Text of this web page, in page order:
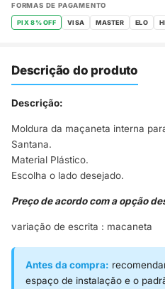
FORMAS DE PAGAMENTO
PIX 8% OFF VISA MASTER ELO
Descrição do produto
Descrição:
Moldura da maçaneta interna
Santana.
Material Plástico.
Escolha o lado desejado.
Preço de acordo com a opção
variação de escrita : macaneta
Antes da compra:
espaço de instalação e o